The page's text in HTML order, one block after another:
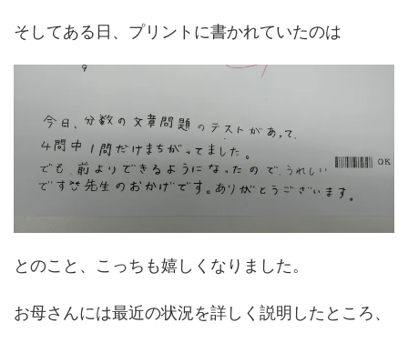
そしてある日、プリントに書かれていたのは
とのこと、こっちも嬉しくなりました。
お母さんには最近の状況を詳しく説明したところ、